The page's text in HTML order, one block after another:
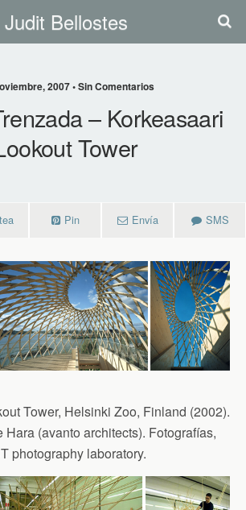
Judit Bellostes
2007 • Sin Comentarios
– Korkeasaari
Tower
Pin Envía SMS
Tower, Helsinki Zoo, Finland (2002).
(avanto architects). Fotografías,
photography laboratory.